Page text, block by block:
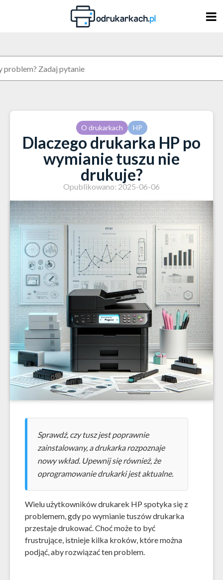
O drukarkach HP
Dlaczego drukarka HP po
wymianie tuszu nie
drukuje?
Opublikowano: 2025-06-06
Sprawdź, czy tusz jest poprawnie
zainstalowany, a drukarka rozpoznaje
nowy wkład. Upewnij się również, że
oprogramowanie drukarki jest aktualne.
Wielu użytkowników drukarek HP spotyka się z
problemem, gdy po wymianie tuszów drukarka
przestaje drukować. Choć może to być
frustrujące, istnieje kilka kroków, które można
podjąć, aby rozwiązać ten problem.